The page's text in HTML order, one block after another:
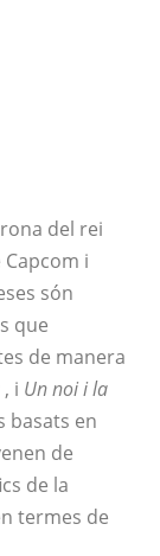
del rei
i
són
que
de manera
, i Un noi i la
basats en
de
de la
termes de